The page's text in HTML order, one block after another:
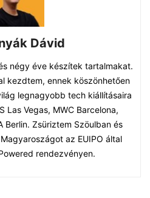
Dávid
négy éve készítek tartalmakat.
kezdtem, ennek köszönhetően
legnagyobb tech kiállításaira
Las Vegas, MWC Barcelona,
Berlin. Zsüriztem Szöulban és
az EUIPO által
rendezvényen.